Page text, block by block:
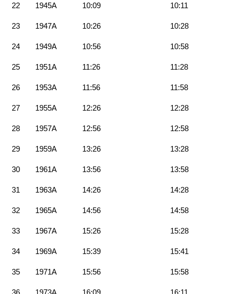
22 1945A 10:09 10:11
23 1947A 10:26 10:28
24 1949A 10:56 10:58
25 1951A 11:26 11:28
26 1953A 11:56 11:58
27 1955A 12:26 12:28
28 1957A 12:56 12:58
29 1959A 13:26 13:28
30 1961A 13:56 13:58
31 1963A 14:26 14:28
32 1965A 14:56 14:58
33 1967A 15:26 15:28
34 1969A 15:39 15:41
35 1971A 15:56 15:58
36 1973A 16:09 16:11